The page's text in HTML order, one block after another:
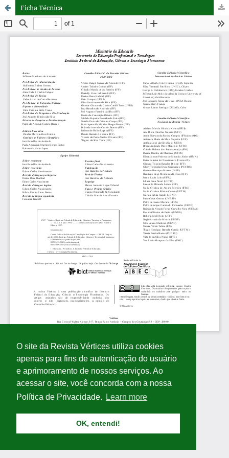
O site da Revista Vértices utiliza cookies
apenas para fins de autenticação do usuário
e aprimoramento de nossos serviços. Ao
acessar o site, você concorda com a nossa
Política de Privacidade.
Learn more
OK, entendi!
Ficha Técnica